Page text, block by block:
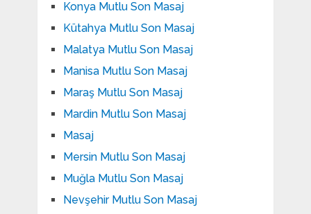
Konya Mutlu Son Masaj
Kütahya Mutlu Son Masaj
Malatya Mutlu Son Masaj
Manisa Mutlu Son Masaj
Maraş Mutlu Son Masaj
Mardin Mutlu Son Masaj
Masaj
Mersin Mutlu Son Masaj
Muğla Mutlu Son Masaj
Nevşehir Mutlu Son Masaj